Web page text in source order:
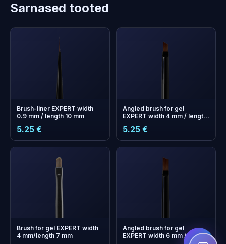
Sarnased tooted
Brush-liner EXPERT width
0.9 mm / length 10 mm
5.25 €
Angled brush for gel
EXPERT width 4 mm / length
5.25 €
Brush for gel EXPERT width
4 mm/length 7 mm
Angled brush for gel
EXPERT width 6 mm / length